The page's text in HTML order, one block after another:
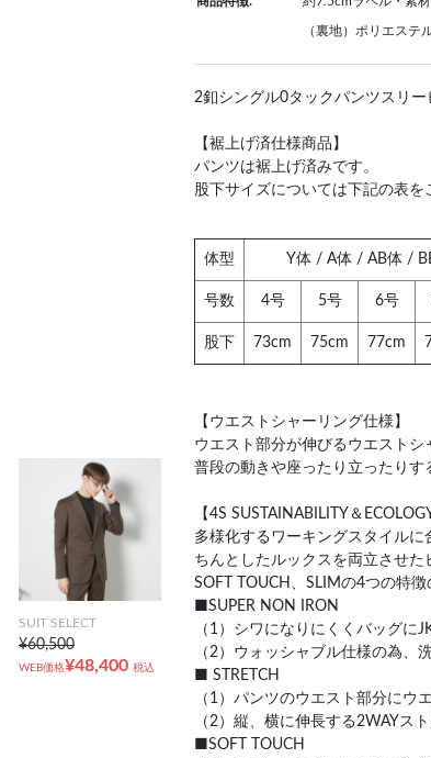
SUIT SELECT
¥60,500
WEB価格¥48,400 税込
（裏地）ポリエステ
2釦シングル0タックパンツスリー
【裾上げ済仕様商品】
パンツは裾上げ済みです。
股下サイズについては下記の表を
体型 Y体 / A体 / AB体 /
号数 4号 5号 6号
股下 73cm 75cm 77cm
【ウエストシャーリング仕様】
ウエスト部分が伸びるウエストシ
普段の動きや座ったり立ったりす
【4S SUSTAINABILITY＆
多様化するワーキングスタイル
ちんとしたルックスを両立させた
SOFT TOUCH、SLIMの4つの特
■SUPER NON IRON
（1）シワになりにくくバッグに
（2）ウォッシャブル仕様の為、
■ STRETCH
（1）パンツのウエスト部分にウ
（2）縦、横に伸長する2WAYスト
■SOFT TOUCH